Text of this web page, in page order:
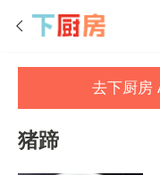
去下厨房
猪蹄